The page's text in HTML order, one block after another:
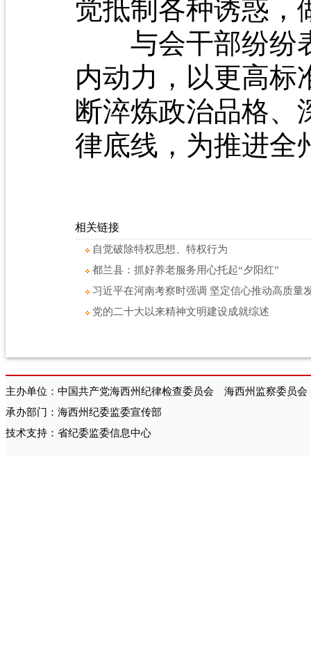
觉抵制各种诱惑，
与会干部纷纷表
内动力，以更高标
断淬炼政治品格、
律底线，为推进全
相关链接
自觉破除特权思想、特权行为
都兰县：抓好养老服务用心托起“夕阳红”
习近平在河南考察时强调 坚定信心推动高质量
党的二十大以来精神文明建设成就综述
主办单位：中国共产党海西州纪律检查委员会 海西州监察委员会
承办部门：海西州纪委监委宣传部
技术支持：省纪委监委信息中心